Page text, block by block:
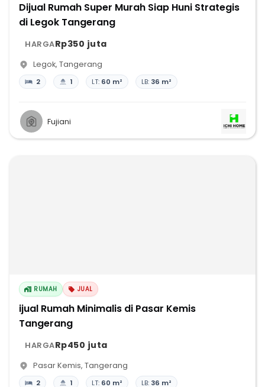
Dijual Rumah Super Murah Siap Huni Strategis
di Legok Tangerang
HARGARp350 juta
Legok, Tangerang
2 1 LT: 60 m² LB: 36 m²
Fujiani
RUMAH JUAL
ijual Rumah Minimalis di Pasar Kemis
Tangerang
HARGARp450 juta
Pasar Kemis, Tangerang
2 1 LT: 60 m² LB: 36 m²